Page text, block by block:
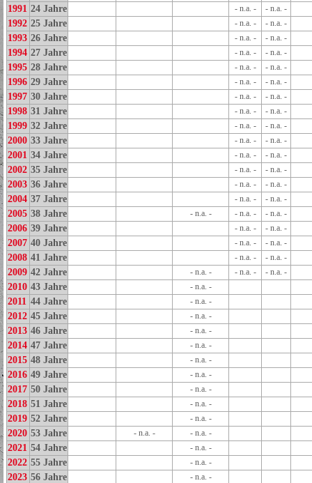
1991 24 Jahre - n.a. - - n.a. -
1992 25 Jahre - n.a. - - n.a. -
1993 26 Jahre - n.a. - - n.a. -
1994 27 Jahre - n.a. - - n.a. -
1995 28 Jahre - n.a. - - n.a. -
1996 29 Jahre - n.a. - - n.a. -
1997 30 Jahre - n.a. - - n.a. -
1998 31 Jahre - n.a. - - n.a. -
1999 32 Jahre - n.a. - - n.a. -
2000 33 Jahre - n.a. - - n.a. -
2001 34 Jahre - n.a. - - n.a. -
2002 35 Jahre - n.a. - - n.a. -
2003 36 Jahre - n.a. - - n.a. -
2004 37 Jahre - n.a. - - n.a. -
2005 38 Jahre - n.a. - - n.a. - - n.a. -
2006 39 Jahre - n.a. - - n.a. -
2007 40 Jahre - n.a. - - n.a. -
2008 41 Jahre - n.a. - - n.a. -
2009 42 Jahre - n.a. - - n.a. - - n.a. -
2010 43 Jahre - n.a. -
2011 44 Jahre - n.a. -
2012 45 Jahre - n.a. -
2013 46 Jahre - n.a. -
2014 47 Jahre - n.a. -
2015 48 Jahre - n.a. -
2016 49 Jahre - n.a. -
2017 50 Jahre - n.a. -
2018 51 Jahre - n.a. -
2019 52 Jahre - n.a. -
2020 53 Jahre - n.a. - - n.a. -
2021 54 Jahre - n.a. -
2022 55 Jahre - n.a. -
2023 56 Jahre - n.a. -